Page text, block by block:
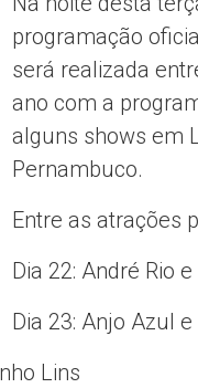
programação
será realizada
ano com a
alguns shows em
Pernambuco.
Entre as atrações
Dia 22: André Rio
Dia 23: Anjo Azul
Lins